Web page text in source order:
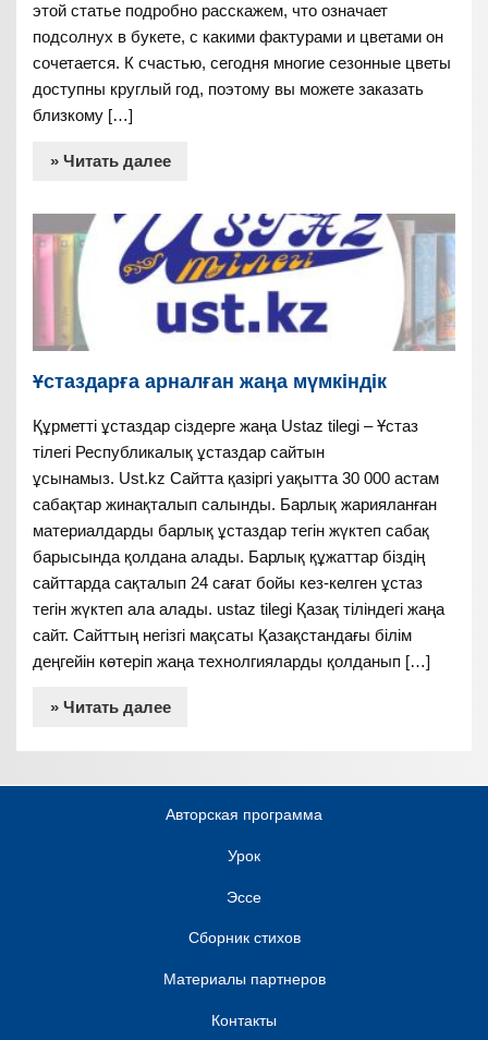
этой статье подробно расскажем, что означает
подсолнух в букете, с какими фактурами и цветами он
сочетается. К счастью, сегодня многие сезонные цветы
доступны круглый год, поэтому вы можете заказать
близкому […]
» Читать далее
Ұстаздарға арналған жаңа мүмкіндік
Құрметті ұстаздар сіздерге жаңа Ustaz tilegi – Ұстаз
тілегі Республикалық ұстаздар сайтын
ұсынамыз. Ust.kz Сайтта қазіргі уақытта 30 000 астам
сабақтар жинақталып салынды. Барлық жарияланған
материалдарды барлық ұстаздар тегін жүктеп сабақ
барысында қолдана алады. Барлық құжаттар біздің
сайттарда сақталып 24 сағат бойы кез-келген ұстаз
тегін жүктеп ала алады. ustaz tilegi Қазақ тіліндегі жаңа
сайт. Сайттың негізгі мақсаты Қазақстандағы білім
деңгейін көтеріп жаңа технолгияларды қолданып […]
» Читать далее
Авторская программа
Урок
Эссе
Сборник стихов
Материалы партнеров
Контакты